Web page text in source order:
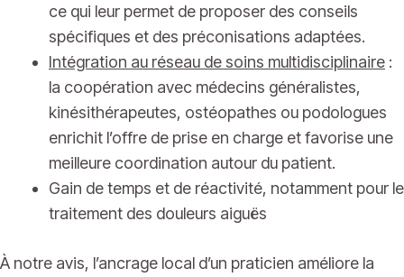
ce qui leur permet de proposer des conseils
spécifiques et des préconisations adaptées.
Intégration au réseau de soins multidisciplinaire :
la coopération avec médecins généralistes,
kinésithérapeutes, ostéopathes ou podologues
enrichit l’offre de prise en charge et favorise une
meilleure coordination autour du patient.
Gain de temps et de réactivité, notamment pour le
traitement des douleurs aiguës
À notre avis, l’ancrage local d’un praticien améliore la